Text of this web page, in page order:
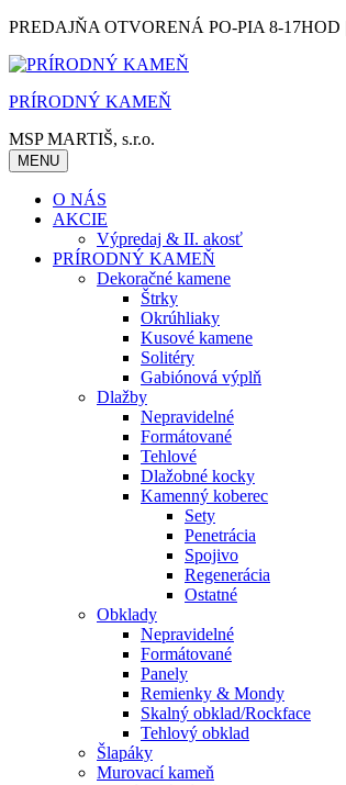
Skip
content
PREDAJŇA OTVORENÁ PO-PIA 8-
PRÍRODNÝ KAMEŇ
MSP MARTIŠ, s.r.o.
MENU
O NÁS
AKCIE
Výpredaj & II. akosť
PRÍRODNÝ KAMEŇ
Dekoračné kamene
Štrky
Okrúhliaky
Kusové kamene
Solitéry
Gabiónová výplň
Dlažby
Nepravidelné
Formátované
Tehlové
Dlažobné kocky
Kamenný koberec
Sety
Penetrácia
Spojivo
Regenerácia
Ostatné
Obklady
Nepravidelné
Formátované
Panely
Remienky & Mondy
Skalný obklad/Rockface
Tehlový obklad
Šlapáky
Murovací kameň